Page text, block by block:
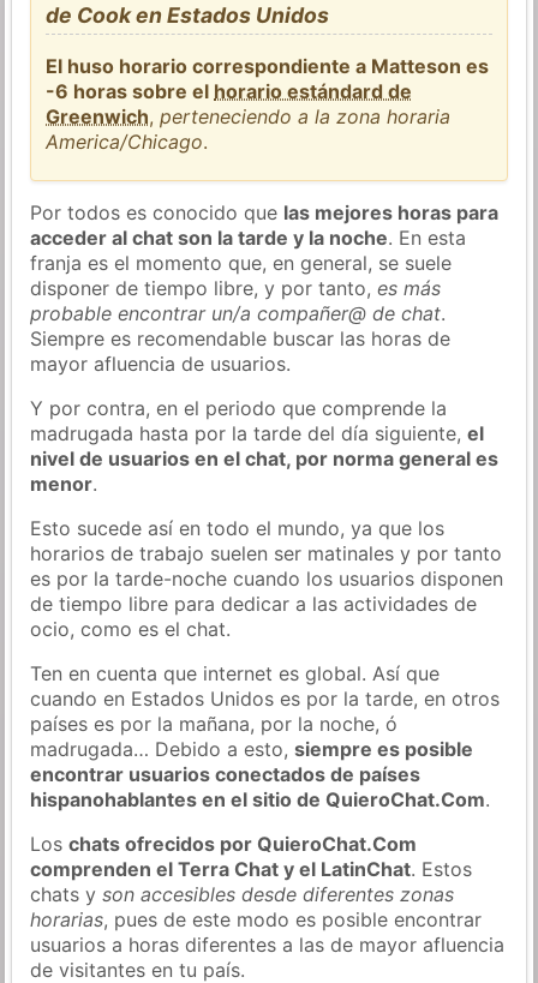
de Cook en Estados Unidos
El huso horario correspondiente a Matteson es
-6 horas sobre el horario estándard de
Greenwich,perteneciendo a la zona horaria
America/Chicago.
Por todos es conocido que las mejores horas para
acceder al chat son la tarde y la noche. En esta
franja es el momento que, en general, se suele
disponer de tiempo libre, y por tanto,es más
probable encontrar un/a compañer@ de chat.
Siempre es recomendable buscar las horas de
mayor afluencia de usuarios.
Y por contra, en el periodo que comprende la
madrugada hasta por la tarde del día siguiente,el
nivel de usuarios en el chat, por norma general es
menor.
Esto sucede así en todo el mundo, ya que los
horarios de trabajo suelen ser matinales y por tanto
es por la tarde-noche cuando los usuarios disponen
de tiempo libre para dedicar a las actividades de
ocio, como es el chat.
Ten en cuenta que internet es global. Así que
cuando en Estados Unidos es por la tarde, en otros
países es por la mañana, por la noche, ó
madrugada… Debido a esto,siempre es posible
encontrar usuarios conectados de países
hispanohablantes en el sitio de QuieroChat.Com.
Loschats ofrecidos por QuieroChat.Com
comprenden el Terra Chat y el LatinChat. Estos
chats yson accesibles desde diferentes zonas
horarias, pues de este modo es posible encontrar
usuarios a horas diferentes a las de mayor afluencia
de visitantes en tu país.